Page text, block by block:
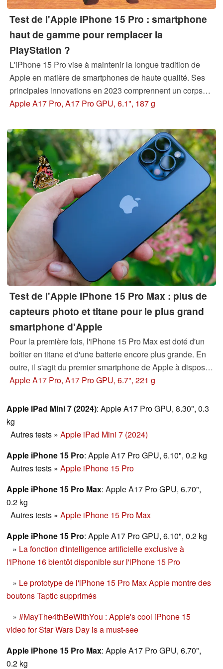
Test de l'Apple iPhone 15 Pro : smartphone
haut de gamme pour remplacer la
PlayStation ?
L'iPhone 15 Pro vise à maintenir la longue tradition de
Apple en matière de smartphones de haute qualité. Ses
principales innovations en 2023 comprennent un corps
infusé de titane, l'introduction d'un port USB-C et
si Apple a réussi à créer un autre smartphone "excellent".
Apple A17 Pro, A17 Pro GPU, 6.1", 187 g
Test de l'Apple iPhone 15 Pro Max : plus de
capteurs photo et titane pour le plus grand
smartphone d'Apple
Pour la première fois, l'iPhone 15 Pro Max est doté d'un
boîtier en titane et d'une batterie encore plus grande. En
outre, il s'agit du premier smartphone de Apple à disposer
d'un zoom optique 5x. Nous avons mis à l'épreuve le
pouvez en prendre connaissance dans cet article.
Apple A17 Pro, A17 Pro GPU, 6.7", 221 g
Apple iPad Mini 7 (2024): Apple A17 Pro GPU, 8.30", 0.3
kg
Autres tests » Apple iPad Mini 7 (2024)
Apple iPhone 15 Pro: Apple A17 Pro GPU, 6.10", 0.2 kg
Autres tests » Apple iPhone 15 Pro
Apple iPhone 15 Pro Max: Apple A17 Pro GPU, 6.70",
0.2 kg
Autres tests » Apple iPhone 15 Pro Max
Apple iPhone 15 Pro: Apple A17 Pro GPU, 6.10", 0.2 kg
» La fonction d'intelligence artificielle exclusive à
l'iPhone 16 bientôt disponible sur l'iPhone 15 Pro
» Le prototype de l'iPhone 15 Pro Max Apple montre des
boutons Taptic supprimés
» #MayThe4thBeWithYou : Apple's cool iPhone 15
video for Star Wars Day is a must-see
Apple iPhone 15 Pro Max: Apple A17 Pro GPU, 6.70",
0.2 kg